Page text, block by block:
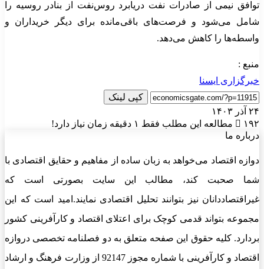
توافق نیمی از صادرات نفت دریابرد روس‌نفت از بنادر روسیه را
شامل می‌شود و فرصت‌های باقی‌مانده برای دیگر خریداران و
واسطه‌ها را کاهش می‌دهد.
منبع :
خبرگزاری ایسنا
کپی لینک
۲۴ آذر ۱۴۰۳
۱۹۲
مطالعه این مطلب فقط ۱ دقیقه زمان نیاز دارد!
درباره ما
دوازه اقتصاد می‌خواهد به زبان ساده از مفاهیم و حقایق اقتصادی با
شما صحبت کند، مطالب این سایت بصورتی است که
غیراقتصاددانان نیز بتوانند تحلیل اقتصادی نمایند.امید است که این
مجموعه بتواند قدمی کوچک برای اعتلای اقتصاد و کارآفرینی کشور
بردارد. کلیه حقوق این صفحه متعلق به دو فصلنامه تخصصی دروازه
اقتصاد و کارآفرینی با شماره مجوز 92147 از وزارت فرهنگ و ارشاد